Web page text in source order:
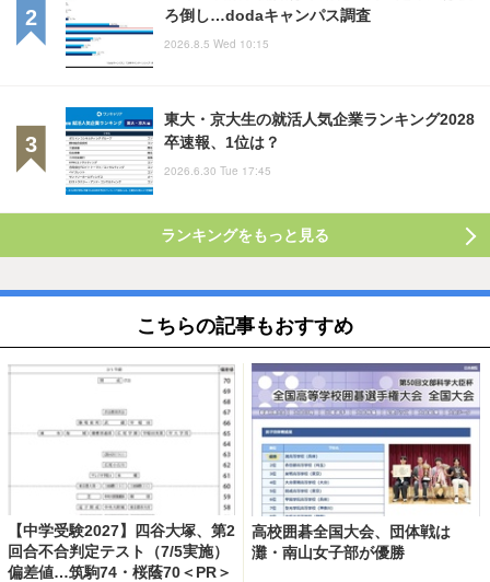
ろ倒し…dodaキャンパス調査
2026.8.5 Wed 10:15
東大・京大生の就活人気企業ランキング2028
卒速報、1位は？
2026.6.30 Tue 17:45
ランキングをもっと見る
こちらの記事もおすすめ
【中学受験2027】四谷大塚、第2
回合不合判定テスト（7/5実施）
偏差値…筑駒74・桜蔭70＜PR＞
高校囲碁全国大会、団体戦は
灘・南山女子部が優勝